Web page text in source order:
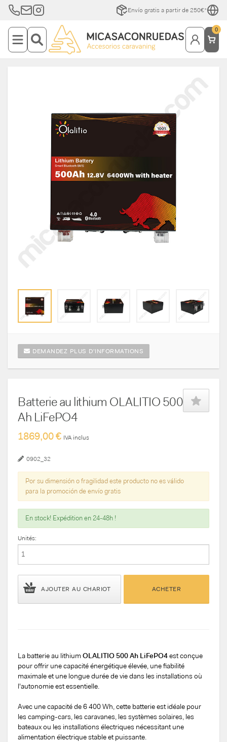
Envío gratis a partir de 250€*
0
DEMANDEZ PLUS D'INFORMATIONS
Batterie au lithium OLALITIO 500
Ah LiFePO4
1869,00 € IVA inclus
0902_32
Por su dimensión o fragilidad este producto no es válido
para la promoción de envío gratis
En stock! Expédition en 24-48h !
Unités:
AJOUTER AU CHARIOT ACHETER
La batterie au lithium OLALITIO 500 Ah LiFePO4est conçue
pour offrir une capacité énergétique élevée, une fiabilité
maximale et une longue durée de vie dans les installations où
l'autonomie est essentielle.
Avec une capacité de 6 400 Wh, cette batterie est idéale pour
les camping-cars, les caravanes, les systèmes solaires, les
bateaux ou les installations électriques nécessitant une
alimentation électrique stable et puissante.